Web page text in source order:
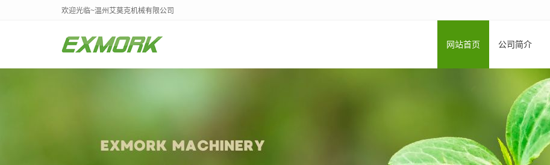
欢迎光临~温州艾莫克机械有限公司
网站首页 公司简介